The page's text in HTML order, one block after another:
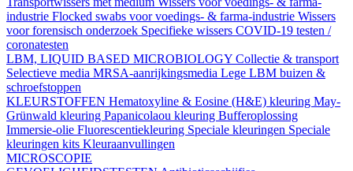
industrie Flocked swabs voor voedings- & farma-industrie Wissers
voor forensisch onderzoek Specifieke wissers COVID-19 testen /
coronatesten
LBM, LIQUID BASED MICROBIOLOGY Collectie & transport
Selectieve media MRSA-aanrijkingsmedia Lege LBM buizen &
schroefstoppen
KLEURSTOFFEN Hematoxyline & Eosine (H&E) kleuring May-
Grünwald kleuring Papanicolaou kleuring Bufferoplossing
Immersie-olie Fluorescentiekleuring Speciale kleuringen Speciale
kleuringen kits Kleuraanvullingen
MICROSCOPIE